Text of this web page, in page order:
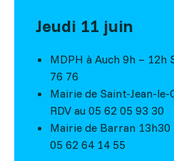
Jeudi 11 juin
MDPH à Auch 9h – 12h
76 76
Mairie de Saint-Jean-
RDV au 05 62 05 93 30
Mairie de Barran 13h30
05 62 64 14 55